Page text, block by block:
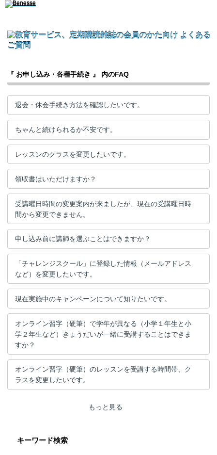
『 お申し込み・各種手続き 』 内のFAQ
退会・休会手続き方法を確認したいです。
ちゃんと続けられるか不安です。
レッスンのクラスを変更したいです。
領収書はいただけますか？
受講曜日時間の変更案内が来ましたが、現在の受講曜日時
間から変更できません。
申し込み前に講師を選ぶことはできますか？
「チャレンジスクール」に登録した情報（メールアドレス
など）を変更したいです。
現在実施中のキャンペーンについて知りたいです。
オンライン習字（硬筆）で学年が異なる（小学１年生と小
学２年生など）きょうだいが一緒に受講することはできま
すか？
オンライン習字（硬筆）のレッスンを受講する時間帯、ク
ラスを変更したいです。
もっと見る
キーワード検索